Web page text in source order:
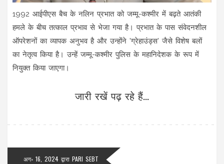
1992 आईपीएस बैच के नलिन प्रभात को जम्मू-कश्मीर में बढ़ते आतंकी
हमले के बीच तत्काल प्रभाव से भेजा गया है। प्रभात के पास संवेदनशील
ऑपरेशनों का व्यापक अनुभव है और उन्होंने 'ग्रेहाउंड्स' जैसे विशेष बलों
का नेतृत्व किया है। उन्हें जम्मू-कश्मीर पुलिस के महानिदेशक के रूप में
नियुक्त किया जाएगा।
जारी रखें पढ़ रहे हैं...
अग॰ 16, 2024 द्वारा PARI SEBT